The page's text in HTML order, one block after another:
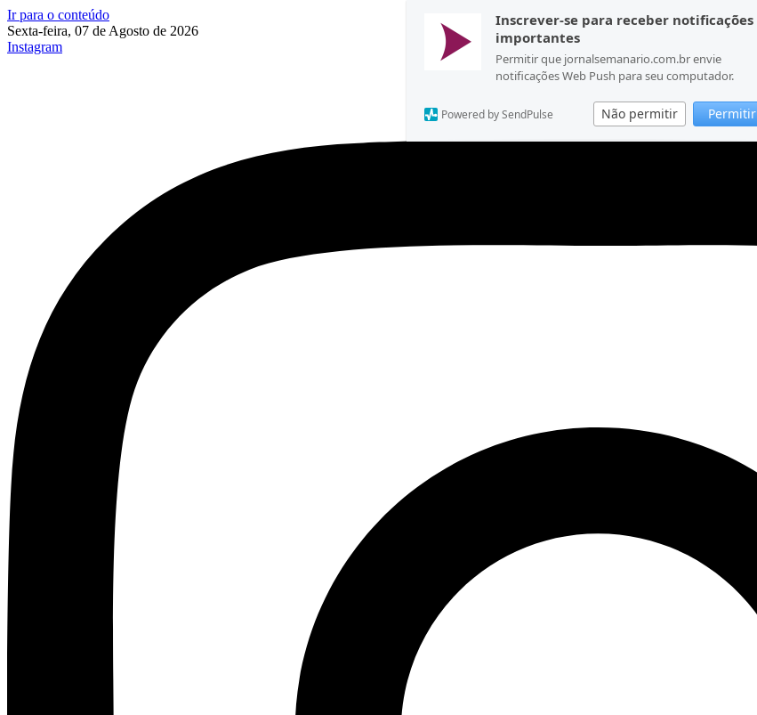
Inscrever-se para receber notificações
importantes
Permitir que jornalsemanario.com.br envie
notificações Web Push para seu computador.
Não permitir Permitir
Powered by SendPulse
Ir para o conteúdo
Sexta-feira, 07 de Agosto de 2026
Instagram